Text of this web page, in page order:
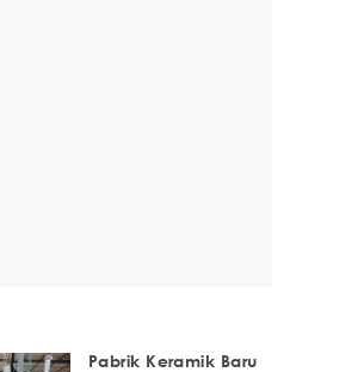
Pabrik Keramik Baru